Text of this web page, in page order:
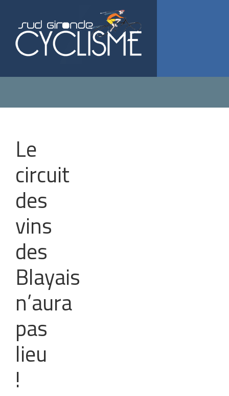
OUVRIR LA NAVIGATION
Le
circuit
des
vins
des
Blayais
n’aura
pas
lieu
!